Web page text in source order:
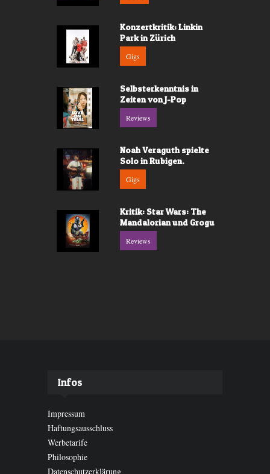
Konzertkritik: Linkin
Park in Zürich
Gigs
Selbsterkenntnis in
Zeiten von J-Pop
Reviews
Noah Veraguth spielte
Solo in Rubigen.
Gigs
Kritik: Star Wars: The
Mandalorian und Grogu
Reviews
Infos
Impressum
Haftungsausschluss
Werbetarife
Philosophie
Datenschutzerklärung